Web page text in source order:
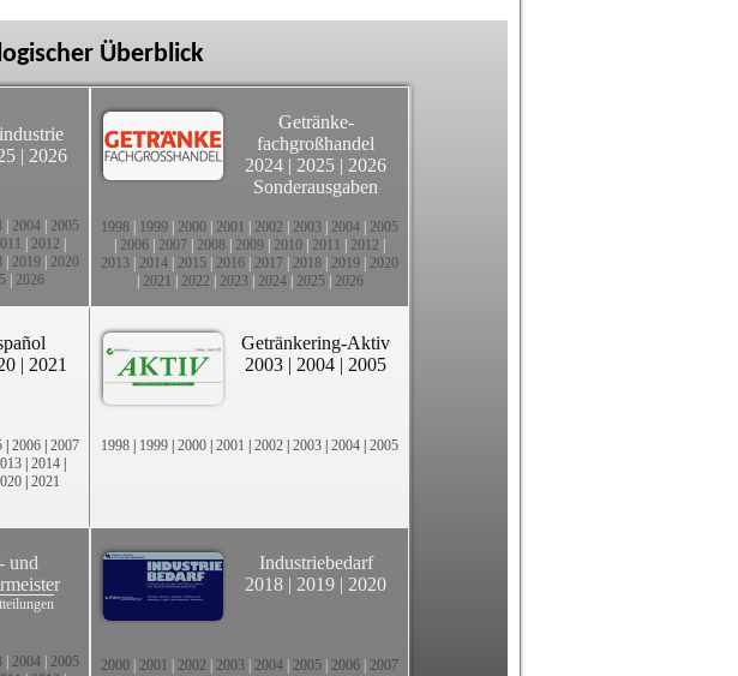
Überblick
| 2026
2004 2005
2012
2019 2020
| 2026
Getränke-
fachgroßhandel
2024 | 2025 | 2026
Sonderausgaben
1998 1999 2000 2001 2002 2003 2004 2005
2006 2007 2008 2009 2010 2011 2012
2013 2014 2015 2016 2017 2018 2019 2020
2021 2022 2023| 2024| 2025| 2026
| 2021
| 2006 | 2007
| 2014 |
| 2021
Getränkering-Aktiv
2003 | 2004 | 2005
1998 | 1999 | 2000 | 2001 | 2002 | 2003 | 2004 | 2005
und
2004 2005
Industriebedarf
2018 | 2019 | 2020
2000 2001 2002 2003 2004 2005 2006 2007